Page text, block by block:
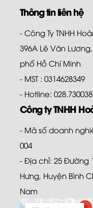
Thông tin liên hệ
- Công Ty TNHH
396A Lê Văn
phố Hồ Chí Minh
- MST : 0314628349
- Hotline:
Công ty TNHH
- Mã số doanh
004
- Địa chỉ: 25 Đường
Hưng, Huyện Bình
Nam